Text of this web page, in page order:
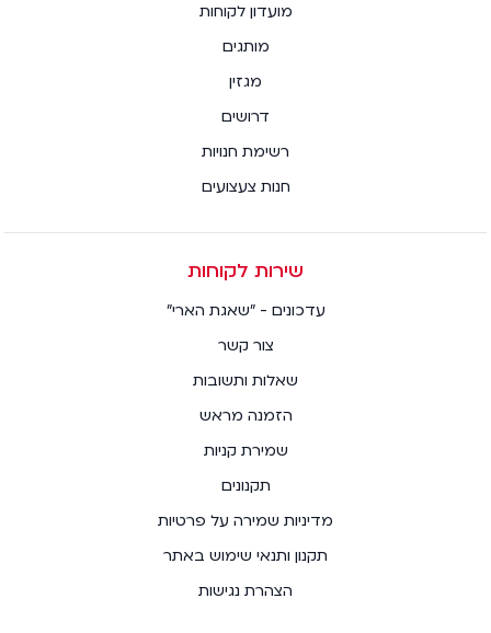
מועדון לקוחות
מותגים
מגזין
דרושים
רשימת חנויות
חנות צעצועים
שירות לקוחות
עדכונים - "שאגת הארי"
צור קשר
שאלות ותשובות
הזמנה מראש
שמירת קניות
תקנונים
מדיניות שמירה על פרטיות
תקנון ותנאי שימוש באתר
הצהרת נגישות